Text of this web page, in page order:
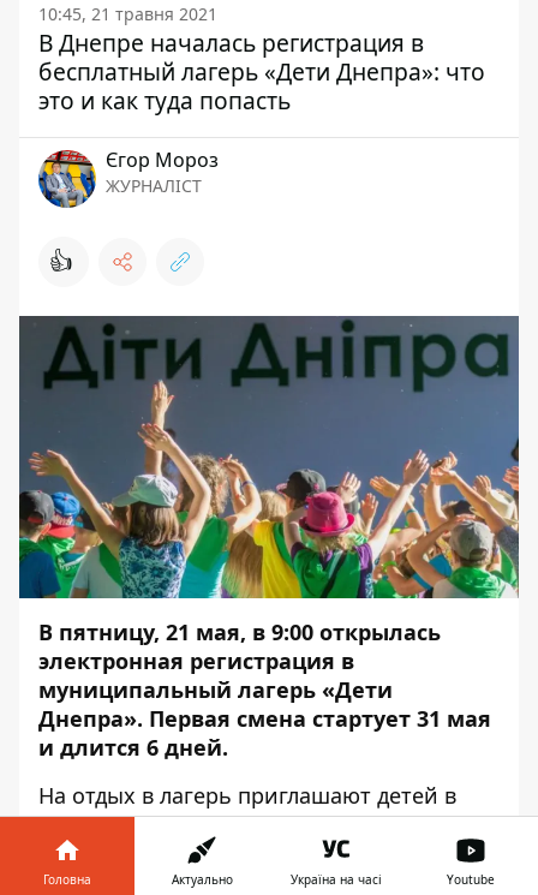
10:45, 21 травня 2021
В Днепре началась регистрация в
бесплатный лагерь «Дети Днепра»: что
это и как туда попасть
Єгор Мороз
ЖУРНАЛІСТ
👍
В пятницу, 21 мая, в 9:00 открылась
электронная регистрация в
муниципальный лагерь «Дети
Днепра». Первая смена стартует 31 мая
и длится 6 дней.
На отдых в лагерь приглашают детей в
возрасте от 8 до 15 лет. Для регистрации
родителям следует подать ряд
документов.Информатор Деньги выяснил
Головна Актуально Україна на часі Youtube